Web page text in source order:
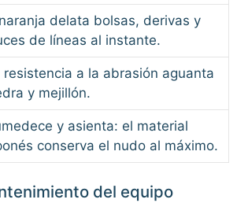
delata bolsas, derivas y
de líneas al instante.
resistencia a la abrasión aguanta
y mejillón.
y asienta: el material
conserva el nudo al máximo.
del equipo